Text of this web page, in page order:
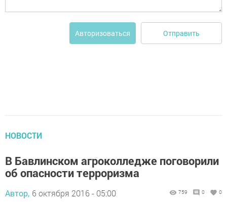
Авторизоваться Отправить
НОВОСТИ
В Бавлинском агроколледже поговорили
об опасности терроризма
Автор, 6 октября 2016 - 05:00 759 0 0